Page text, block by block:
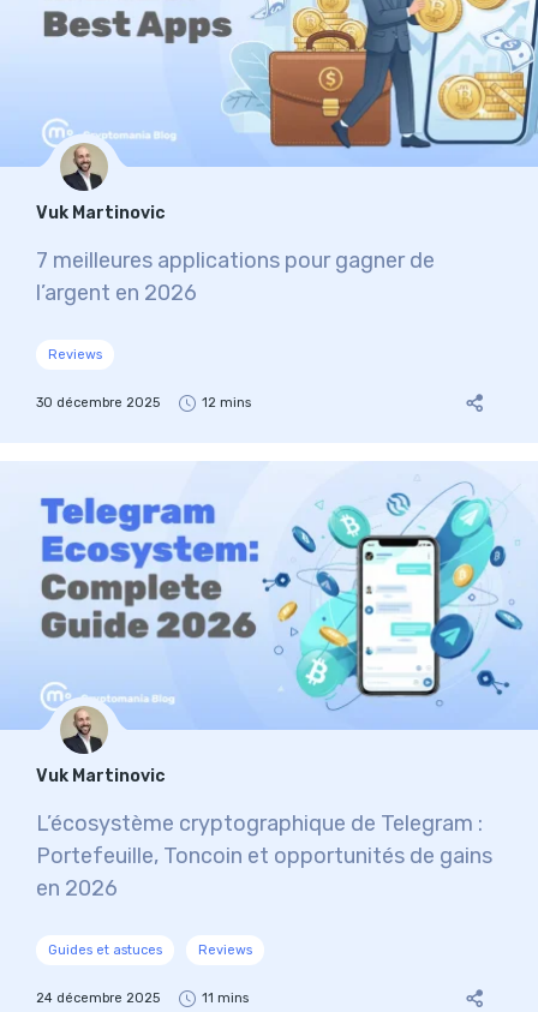
Vuk Martinovic
7 meilleures applications pour gagner de
l’argent en 2026
Reviews
30 décembre 2025 12 mins
Vuk Martinovic
L’écosystème cryptographique de Telegram :
Portefeuille, Toncoin et opportunités de gains
en 2026
Guides et astuces Reviews
24 décembre 2025 11 mins